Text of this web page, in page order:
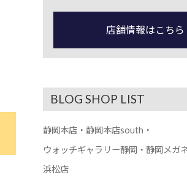
店舗情報はこちら
BLOG SHOP LIST
静岡本店・静岡本店south・
ウォッチギャラリー静岡・静岡メガ
浜松店